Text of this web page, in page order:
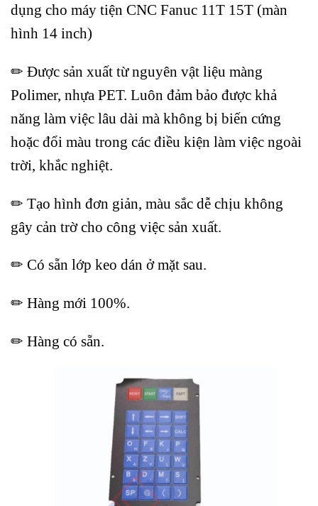
dụng cho máy tiện CNC Fanuc 11T 15T (màn
hình 14 inch)
✏ Được sản xuất từ nguyên vật liệu màng
Polimer, nhựa PET. Luôn đảm bảo được khả
năng làm việc lâu dài mà không bị biến cứng
hoặc đổi màu trong các điều kiện làm việc ngoài
trời, khắc nghiệt.
✏ Tạo hình đơn giản, màu sắc dễ chịu không
gây cản trờ cho công việc sản xuất.
✏ Có sẵn lớp keo dán ở mặt sau.
✏ Hàng mới 100%.
✏ Hàng có sẵn.